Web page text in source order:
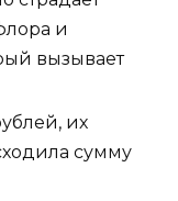
и
вызывает
их
сумму